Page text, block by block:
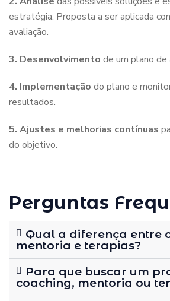
estratégia. Proposta a ser aplicada
avaliação.
3. Desenvolvimento de um plano
4. Implementação do plano e
resultados.
5. Ajustes e melhorias contínuas
do objetivo.
Perguntas
Qual a diferença entre
mentoria e terapias?
Para que buscar um
coaching, mentoria ou